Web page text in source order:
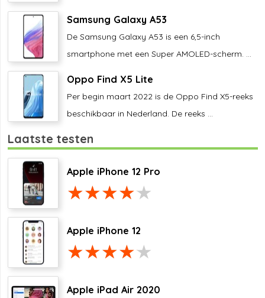
Samsung Galaxy A53
De Samsung Galaxy A53 is een 6,5-inch
smartphone met een Super AMOLED-scherm. ...
Oppo Find X5 Lite
Per begin maart 2022 is de Oppo Find X5-reeks
beschikbaar in Nederland. De reeks ...
Laatste testen
Apple iPhone 12 Pro
Apple iPhone 12
Apple iPad Air 2020